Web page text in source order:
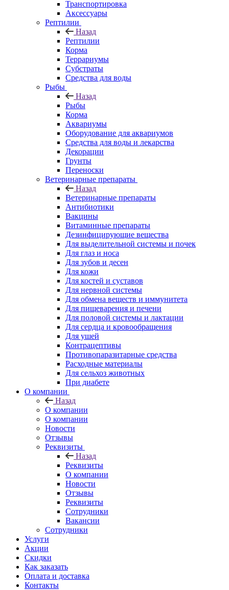
Транспортировка
Аксессуары
Рептилии
Назад
Рептилии
Корма
Террариумы
Субстраты
Средства для воды
Рыбы
Назад
Рыбы
Корма
Аквариумы
Оборудование для аквариумов
Средства для воды и лекарства
Декорации
Грунты
Переноски
Ветеринарные препараты
Назад
Ветеринарные препараты
Антибиотики
Вакцины
Витаминные препараты
Дезинфицирующие вещества
Для выделительной системы и почек
Для глаз и носа
Для зубов и десен
Для кожи
Для костей и суставов
Для нервной системы
Для обмена веществ и иммунитета
Для пищеварения и печени
Для половой системы и лактации
Для сердца и кровообращения
Для ушей
Контрацептивы
Противопаразитарные средства
Расходные материалы
Для сельхоз животных
При диабете
О компании
Назад
О компании
О компании
Новости
Отзывы
Реквизиты
Назад
Реквизиты
О компании
Новости
Отзывы
Реквизиты
Сотрудники
Вакансии
Сотрудники
Услуги
Акции
Скидки
Как заказать
Оплата и доставка
Контакты